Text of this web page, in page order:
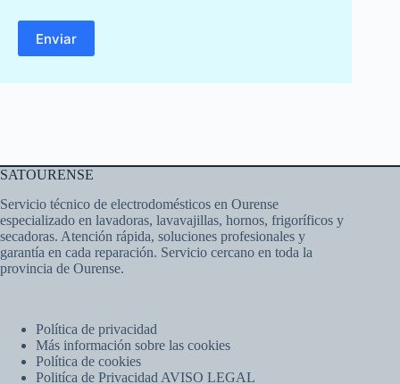
SATOURENSE
Servicio técnico de electrodomésticos en Ourense
especializado en lavadoras, lavavajillas, hornos, frigoríficos y
secadoras. Atención rápida, soluciones profesionales y
garantía en cada reparación. Servicio cercano en toda la
provincia de Ourense.
Política de privacidad
Más información sobre las cookies
Política de cookies
Politíca de Privacidad AVISO LEGAL